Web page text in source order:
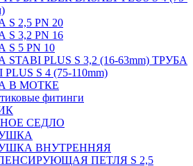
S 2,5 PN 20
S 3,2 PN 16
S 5 PN 10
STABI PLUS S 3,2 (16-63mm) ТРУБА
PLUS S 4 (75-110mm)
В МОТКЕ
фитинги
СЕДЛО
ВНУТРЕННЯЯ
ПЕТЛЯ S 2,5